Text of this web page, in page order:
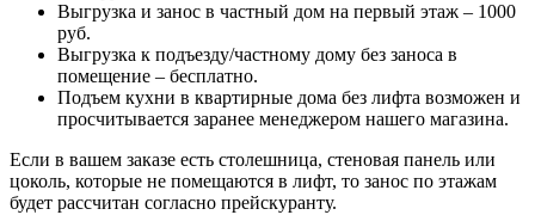
Выгрузка и занос в частный дом на первый этаж – 1000
руб.
Выгрузка к подъезду/частному дому без заноса в
помещение – бесплатно.
Подъем кухни в квартирные дома без лифта возможен и
просчитывается заранее менеджером нашего магазина.
Если в вашем заказе есть столешница, стеновая панель или
цоколь, которые не помещаются в лифт, то занос по этажам
будет рассчитан согласно прейскуранту.